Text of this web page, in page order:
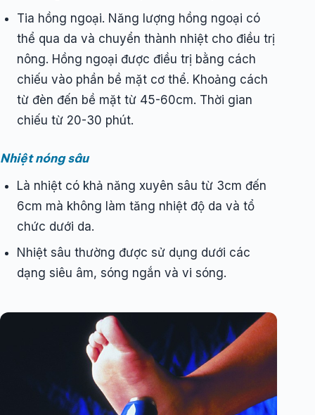
Tia hồng ngoại. Năng lượng hồng ngoại có
thể qua da và chuyển thành nhiệt cho điều trị
nông. Hồng ngoại được điều trị bằng cách
chiếu vào phần bề mặt cơ thể. Khoảng cách
từ đèn đến bề mặt từ 45-60cm. Thời gian
chiếu từ 20-30 phút.
Nhiệt nóng sâu
Là nhiệt có khả năng xuyên sâu từ 3cm đến
6cm mà không làm tăng nhiệt độ da và tổ
chức dưới da.
Nhiệt sâu thường được sử dụng dưới các
dạng siêu âm, sóng ngắn và vi sóng.